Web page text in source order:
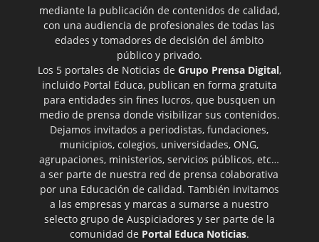
mediante la publicación de contenidos de calidad,
con una audiencia de profesionales de todas las
edades y tomadores de decisión del ámbito
público y privado.
Los 5 portales de Noticias de Grupo Prensa Digital,
incluido Portal Educa, publican en forma gratuita
para entidades sin fines lucros, que busquen un
medio de prensa donde visibilizar sus contenidos.
Dejamos invitados a periodistas, fundaciones,
municipios, colegios, universidades, ONG,
agrupaciones, ministerios, servicios públicos, etc…
a ser parte de nuestra red de prensa colaborativa
por una Educación de calidad. También invitamos
a las empresas y marcas a sumarse a nuestro
selecto grupo de Auspiciadores y ser parte de la
comunidad de Portal Educa Noticias.